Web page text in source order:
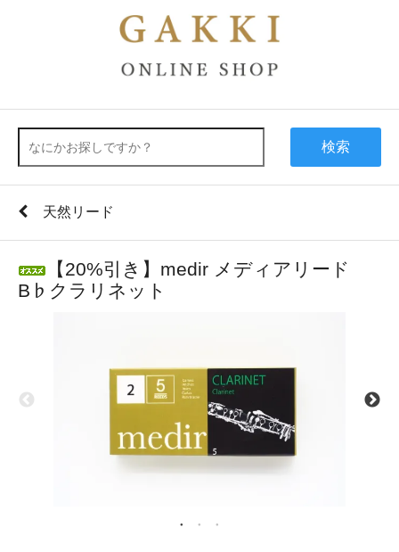
検索
天然リード
【20%引き】medir メディアリード
B♭クラリネット